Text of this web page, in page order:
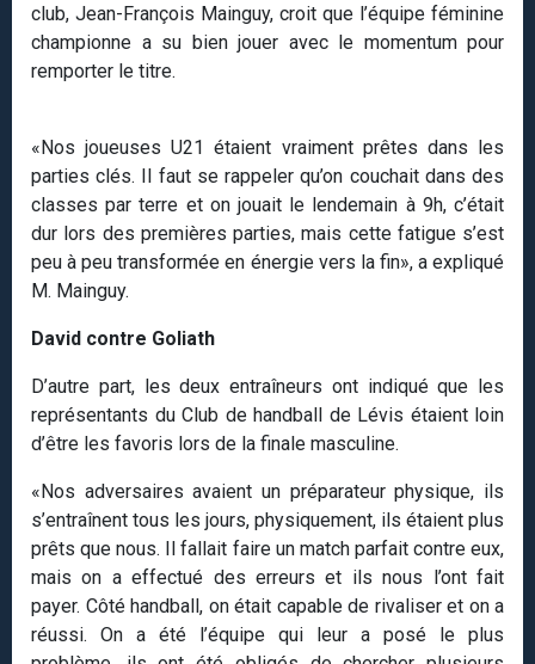
club, Jean-François Mainguy, croit que l’équipe féminine
championne a su bien jouer avec le momentum pour
remporter le titre.
«Nos joueuses U21 étaient vraiment prêtes dans les
parties clés. Il faut se rappeler qu’on couchait dans des
classes par terre et on jouait le lendemain à 9h, c’était
dur lors des premières parties, mais cette fatigue s’est
peu à peu transformée en énergie vers la fin», a expliqué
M. Mainguy.
David contre Goliath
D’autre part, les deux entraîneurs ont indiqué que les
représentants du Club de handball de Lévis étaient loin
d’être les favoris lors de la finale masculine.
«Nos adversaires avaient un préparateur physique, ils
s’entraînent tous les jours, physiquement, ils étaient plus
prêts que nous. Il fallait faire un match parfait contre eux,
mais on a effectué des erreurs et ils nous l’ont fait
payer. Côté handball, on était capable de rivaliser et on a
réussi. On a été l’équipe qui leur a posé le plus